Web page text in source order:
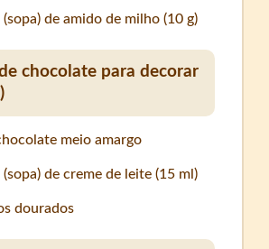
de amido de milho (10 g)
chocolate para decorar
meio amargo
de creme de leite (15 ml)
dourados